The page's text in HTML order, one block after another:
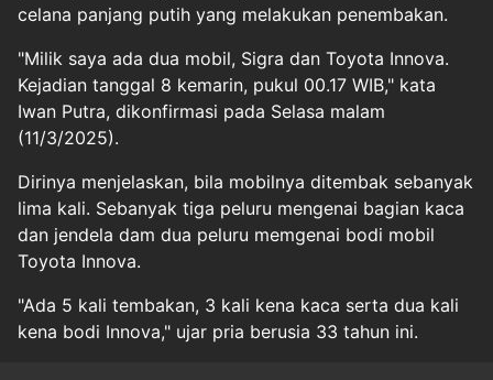
celana panjang putih yang melakukan penembakan.
"Milik saya ada dua mobil, Sigra dan Toyota Innova.
Kejadian tanggal 8 kemarin, pukul 00.17 WIB," kata
Iwan Putra, dikonfirmasi pada Selasa malam
(11/3/2025).
Dirinya menjelaskan, bila mobilnya ditembak sebanyak
lima kali. Sebanyak tiga peluru mengenai bagian kaca
dan jendela dam dua peluru memgenai bodi mobil
Toyota Innova.
"Ada 5 kali tembakan, 3 kali kena kaca serta dua kali
kena bodi Innova," ujar pria berusia 33 tahun ini.